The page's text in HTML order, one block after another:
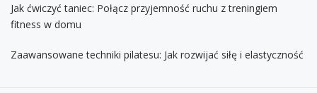
Jak ćwiczyć taniec: Połącz przyjemność ruchu z treningiem
fitness w domu
Zaawansowane techniki pilatesu: Jak rozwijać siłę i elastyczność